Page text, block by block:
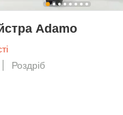
Adamo
Роздріб